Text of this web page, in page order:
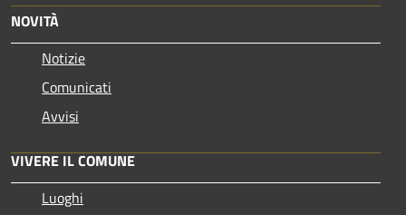
NOVITÀ
Notizie
Comunicati
Avvisi
VIVERE IL COMUNE
Luoghi